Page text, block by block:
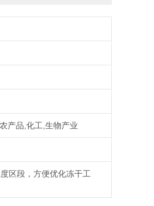
产品,化工,生物产业
区段，方便优化冻干工